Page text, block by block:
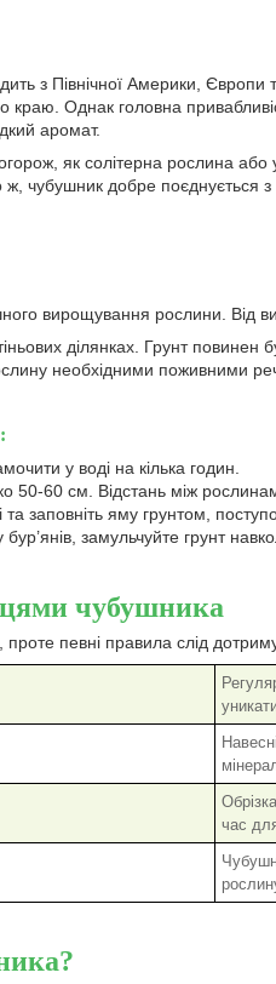
з Північної Америки,
Однак головна
аромат.
як солітерна рослина або
чубушник добре поєднується
вирощування рослини. Від
ділянках. Грунт
необхідними поживними
у воді на кілька годин.
50-60 см. Відстань між
та заповніть яму грунтом,
замульчуйте грунт
чубушника
певні правила слід
час для